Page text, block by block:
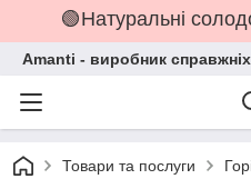
🟢Натуральні
Amanti - виробник
Товари та послуги